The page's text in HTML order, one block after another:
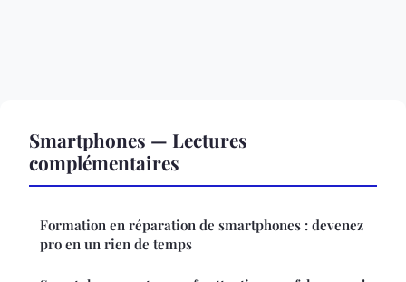
Smartphones — Lectures
complémentaires
Formation en réparation de smartphones : devenez
pro en un rien de temps